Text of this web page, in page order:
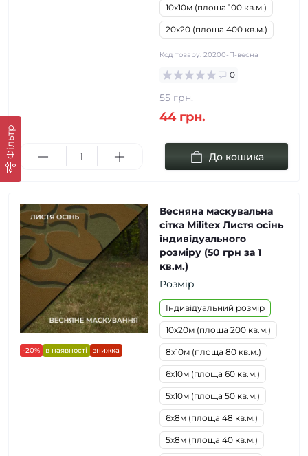
Фільтр
10х10м (площа 100 кв.м.)
20х20 (площа 400 кв.м.)
Код товару: 20200-П-весна
0
55 грн.
44 грн.
До кошика
-20% в наявності знижка
Весняна маскувальна
сітка Militex Листя осінь
індивідуального
розміру (50 грн за 1
кв.м.)
Розмір
Індивідуальний розмір
10х20м (площа 200 кв.м.)
8х10м (площа 80 кв.м.)
6х10м (площа 60 кв.м.)
5х10м (площа 50 кв.м.)
6х8м (площа 48 кв.м.)
5х8м (площа 40 кв.м.)